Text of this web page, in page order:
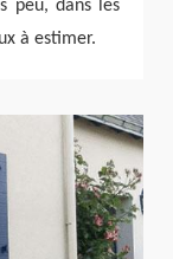
peu, dans les
à estimer.